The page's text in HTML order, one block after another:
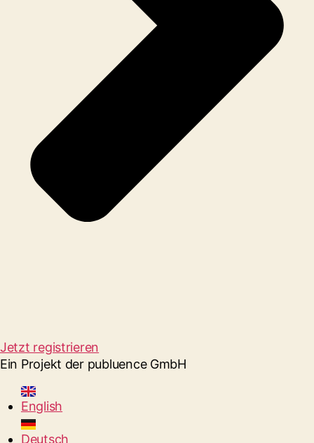
Jetzt registrieren
Ein Projekt der publuence GmbH
English
Deutsch